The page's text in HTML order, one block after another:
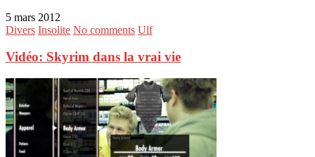
5 mars 2012
Divers Insolite No comments Ulf
Vidéo: Skyrim dans la vrai vie